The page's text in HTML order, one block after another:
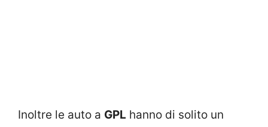
Inoltre le auto a GPL hanno di solito un